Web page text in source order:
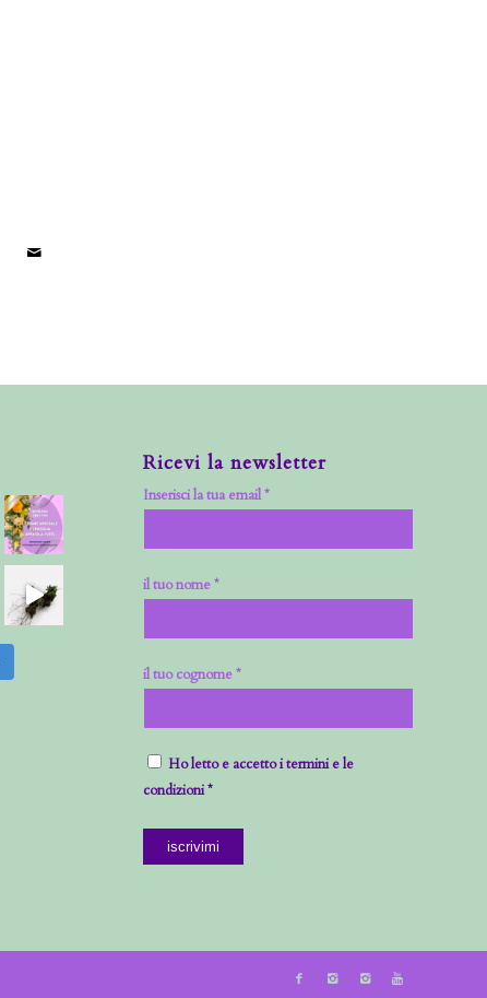
Ricevi la newsletter
Inserisci la tua email *
il tuo nome *
il tuo cognome *
Ho letto e accetto i termini e le
condizioni *